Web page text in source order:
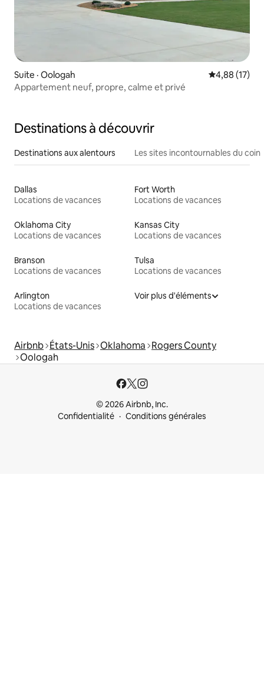
Suite · Oologah Note
4,88 (17)
Appartement neuf, propre, calme et privé
Destinations à découvrir
Destinations aux alentours Les sites incontournables du coin
Dallas
Locations de vacances
Fort Worth
Locations de vacances
Oklahoma City
Locations de vacances
Kansas City
Locations de vacances
Branson
Locations de vacances
Tulsa
Locations de vacances
Arlington
Locations de vacances
Voir plus d'éléments
Airbnb États-Unis Oklahoma Rogers County
Oologah
© 2026 Airbnb, Inc.
Confidentialité
Conditions générales